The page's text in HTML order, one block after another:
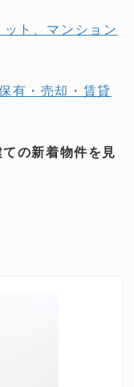
ト、マンション
有・売却・賃貸
の新着物件を見